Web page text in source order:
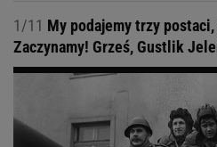
1/11 My podajemy trzy
Zaczynamy! Grześ, Gustlik